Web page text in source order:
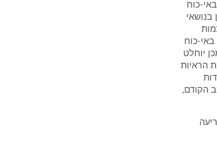
כוח
בנושאי
כוח
יוחלט
הראיות
הקודם,